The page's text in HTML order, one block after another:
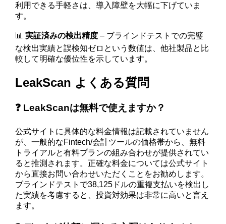
利用できる手軽さは、導入障壁を大幅に下げていま
す。
📊実証済みの検出精度 – ブラインドテストでの完璧
な検出実績と誤検知ゼロという数値は、他社製品と比
較して明確な優位性を示しています。
LeakScan よくある質問
❓ LeakScanは無料で使えますか？
公式サイトに具体的な料金情報は記載されていません
が、一般的なFintech/会計ツールの価格帯から、無料
トライアルと有料プランの組み合わせが提供されてい
ると推測されます。正確な料金については公式サイト
から直接お問い合わせいただくことをお勧めします。
ブラインドテストで38,125ドルの重複支払いを検出し
た実績を考慮すると、投資対効果は非常に高いと言え
ます。